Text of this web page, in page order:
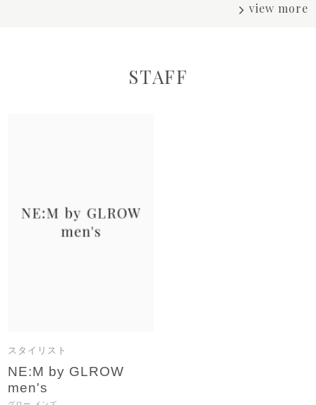
view more
STAFF
スタイリスト
NE:M by GLROW
men's